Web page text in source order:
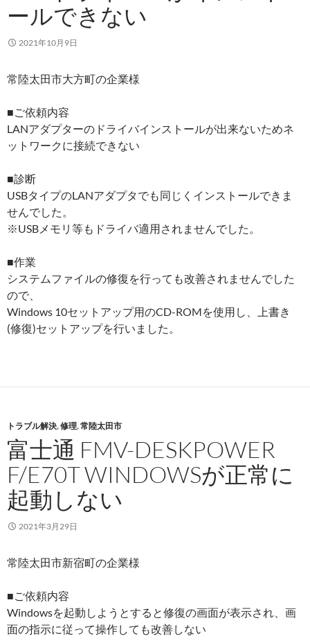
ールできない
2021年10月9日
常陸太田市大方町の企業様
■ご依頼内容
LANアダプターのドライバインストールが出来ないためネ
ットワークに接続できない
■診断
USBタイプのLANアダプタでも同じくインストールできま
せんでした。
※USBメモリ等もドライバ適用されませんでした。
■作業
システムファイルの修復を行っても改善されませんでした
ので、
Windows 10セットアップ用のCD-ROMを使用し、上書き
(修復)セットアップを行いました。
トラブル解決,修理,常陸太田市
富士通 FMV-DESKPOWER
F/E70T WINDOWSが正常に
起動しない
2021年3月29日
常陸太田市新宿町の企業様
■ご依頼内容
Windowsを起動しようとすると修復の画面が表示され、画
面の指示に従って操作しても改善しない